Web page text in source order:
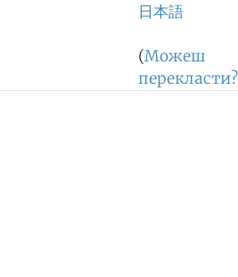
日本語
(Можеш
перекласти?